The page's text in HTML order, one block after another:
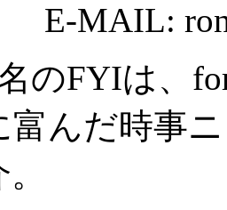
のFYIは、
富んだ時事